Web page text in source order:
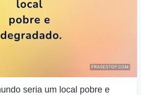
seria um local pobre e